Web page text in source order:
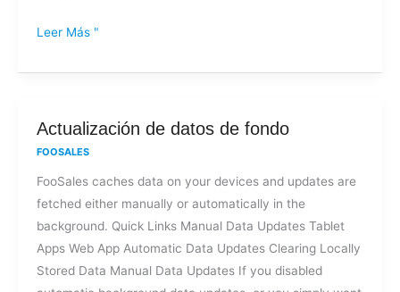
Leer Más "
Actualización de datos de fondo
FOOSALES
FooSales caches data on your devices and updates are
fetched either manually or automatically in the
background. Quick Links Manual Data Updates Tablet
Apps Web App Automatic Data Updates Clearing Locally
Stored Data Manual Data Updates If you disabled
Actualización
de